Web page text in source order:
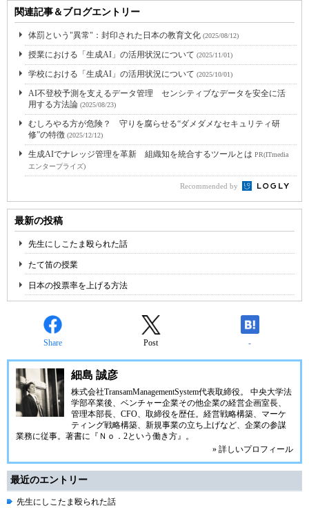
関連記事＆ブログエントリー
体罰という"異常"：封印された日本の教育文化 (2025/08/12)
授業における「生成AI」の活用状況について (2025/11/01)
学校における「生成AI」の活用状況について (2025/10/01)
AI不登校予測を支えるデータ管理 センシティブなデータを安全に活
用する方法論 (2025/08/23)
むしろやる方が危険？ 守りを腐らせる“ダメダメなセキュリティ研
修”の特徴 (2025/12/12)
生成AIでナレッジ管理を革新 組織知を統合するツールとは PR(ITmedia
エンタープライズ)
Recommended by
最新の投稿
先生にしこたま殴られた話
たて笛の授業
日本の投票率を上げる方法
Share Post -
細島 誠彦
株式会社TransamManagementSystem代表取締役。 中央大学法
学部卒業後、ベンチャー企業その他企業の経営企画室長、
管理本部長、CFO、取締役を歴任。経営戦略構築、マーケ
ティング戦略構築、新規事業の立ち上げなど、企業の参謀
業務に従事。著書に『Ｎｏ．2という働き方』。
» 詳しいプロフィール
最近のエントリー
先生にしこたま殴られた話